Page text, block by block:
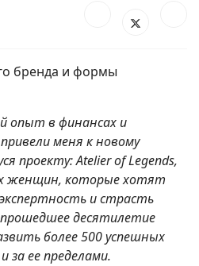
бренда и формы
опыт в финансах и
меня к новому
проекту: Atelier of Legends,
женщин, которые хотят
и страсть
десятилетие
более 500 успешных
за ее пределами.